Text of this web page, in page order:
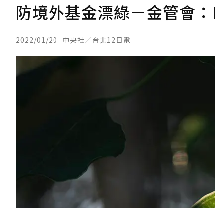
防境外基金漂綠－金管會
2022/01/20 中央社／台北12日電